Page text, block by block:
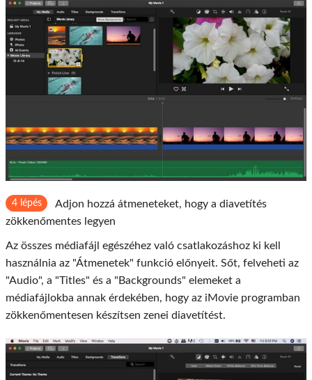
4 lépés
Adjon hozzá átmeneteket, hogy a diavetítés
zökkenőmentes legyen
Az összes médiafájl egészéhez való csatlakozáshoz ki kell
használnia az "Átmenetek" funkció előnyeit. Sőt, felveheti az
"Audio", a "Titles" és a "Backgrounds" elemeket a
médiafájlokba annak érdekében, hogy az iMovie programban
zökkenőmentesen készítsen zenei diavetítést.